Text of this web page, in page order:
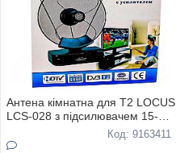
Антена кiмнатна для Т2 LOCUS
LCS-028 з пiдсилювачем 15-
Код: 9163411